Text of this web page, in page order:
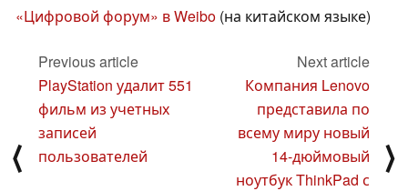
«Цифровой форум» в Weibo (на китайском языке)
⟨
Previous article
PlayStation удалит 551
фильм из учетных
записей
пользователей
Next article
Компания Lenovo
представила по
всему миру новый
14-дюймовый
ноутбук ThinkPad с
⟩